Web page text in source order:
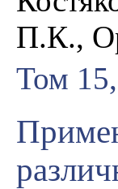
П.К.,
Том